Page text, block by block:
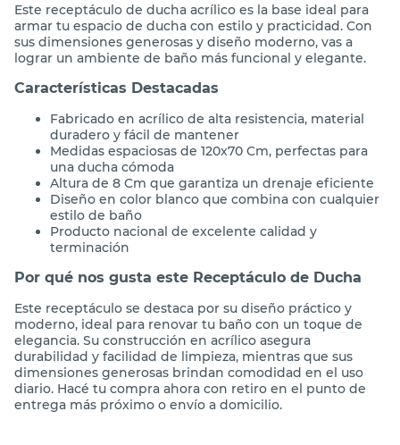
Este receptáculo de ducha acrílico es la base ideal para
armar tu espacio de ducha con estilo y practicidad. Con
sus dimensiones generosas y diseño moderno, vas a
lograr un ambiente de baño más funcional y elegante.
Características Destacadas
Fabricado en acrílico de alta resistencia, material
duradero y fácil de mantener
Medidas espaciosas de 120x70 Cm, perfectas para
una ducha cómoda
Altura de 8 Cm que garantiza un drenaje eficiente
Diseño en color blanco que combina con cualquier
estilo de baño
Producto nacional de excelente calidad y
terminación
Por qué nos gusta este Receptáculo de Ducha
Este receptáculo se destaca por su diseño práctico y
moderno, ideal para renovar tu baño con un toque de
elegancia. Su construcción en acrílico asegura
durabilidad y facilidad de limpieza, mientras que sus
dimensiones generosas brindan comodidad en el uso
diario. Hacé tu compra ahora con retiro en el punto de
entrega más próximo o envío a domicilio.